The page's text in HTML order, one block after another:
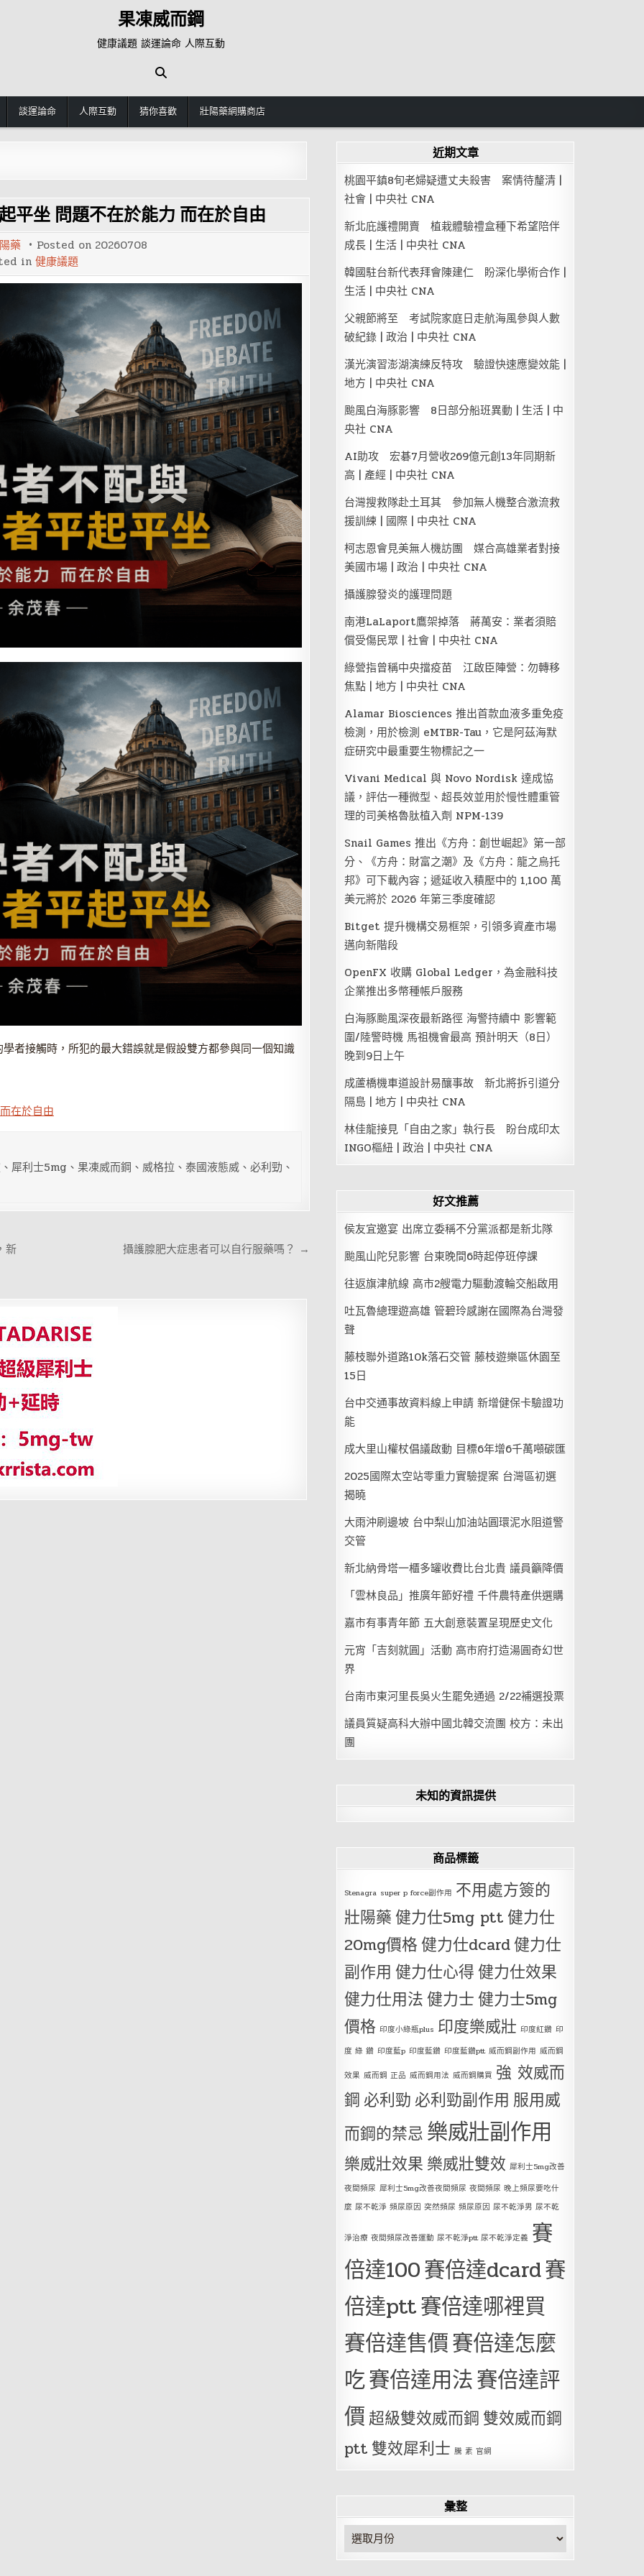
果凍威而鋼
健康議題 談運論命 人際互動
談運論命 人際互動 猜你喜歡 壯陽藥網購商店
平坐 問題不在於能力 而在於自由
藥 Posted on 20260708
in 健康議題
者接觸時，所犯的最大錯誤就是假設雙方都參與同一個知識
在於自由
犀利士5mg、果凍威而鋼、威格拉、泰國液態威、必利勁、
攝護腺肥大症患者可以自行服藥嗎？ →
新
近期文章
桃園平鎮8旬老婦疑遭丈夫殺害 案情待釐清 |
社會 | 中央社 CNA
新北庇護禮開賣 植栽體驗禮盒種下希望陪伴
成長 | 生活 | 中央社 CNA
韓國駐台新代表拜會陳建仁 盼深化學術合作 |
生活 | 中央社 CNA
父親節將至 考試院家庭日走航海風參與人數
破紀錄 | 政治 | 中央社 CNA
漢光演習澎湖演練反特攻 驗證快速應變效能 |
地方 | 中央社 CNA
颱風白海豚影響 8日部分船班異動 | 生活 | 中
央社 CNA
AI助攻 宏碁7月營收269億元創13年同期新
高 | 產經 | 中央社 CNA
台灣搜救隊赴土耳其 參加無人機整合激流救
援訓練 | 國際 | 中央社 CNA
柯志恩會見美無人機訪團 媒合高雄業者對接
美國市場 | 政治 | 中央社 CNA
攝護腺發炎的護理問題
南港LaLaport鷹架掉落 蔣萬安：業者須賠
償受傷民眾 | 社會 | 中央社 CNA
綠營指曾稱中央擋疫苗 江啟臣陣營：勿轉移
焦點 | 地方 | 中央社 CNA
Alamar Biosciences 推出首款血液多重免疫
檢測，用於檢測 eMTBR-Tau，它是阿茲海默
症研究中最重要生物標記之一
Vivani Medical 與 Novo Nordisk 達成協
議，評估一種微型、超長效並用於慢性體重管
理的司美格魯肽植入劑 NPM-139
Snail Games 推出《方舟：創世崛起》第一部
分、《方舟：財富之潮》及《方舟：龍之烏托
邦》可下載內容；遞延收入積壓中的 1,100 萬
美元將於 2026 年第三季度確認
Bitget 提升機構交易框架，引領多資產市場
邁向新階段
OpenFX 收購 Global Ledger，為金融科技
企業推出多幣種帳戶服務
白海豚颱風深夜最新路徑 海警持續中 影響範
圍/陸警時機 馬祖機會最高 預計明天（8日）
晚到9日上午
成蘆橋機車道設計易釀事故 新北將拆引道分
隔島 | 地方 | 中央社 CNA
林佳龍接見「自由之家」執行長 盼台成印太
INGO樞紐 | 政治 | 中央社 CNA
好文推薦
侯友宜邀宴 出席立委稱不分黨派都是新北隊
颱風山陀兒影響 台東晚間6時起停班停課
往返旗津航線 高市2艘電力驅動渡輪交船啟用
吐瓦魯總理遊高雄 管碧玲感謝在國際為台灣發
聲
藤枝聯外道路10k落石交管 藤枝遊樂區休園至
15日
台中交通事故資料線上申請 新增健保卡驗證功
能
成大里山權杖倡議啟動 目標6年增6千萬噸碳匯
2025國際太空站零重力實驗提案 台灣區初選
揭曉
大雨沖刷邊坡 台中梨山加油站圓環泥水阻道警
交管
新北納骨塔一櫃多罐收費比台北貴 議員籲降價
「雲林良品」推廣年節好禮 千件農特產供選購
嘉市有事青年節 五大創意裝置呈現歷史文化
元宵「吉刻就圓」活動 高市府打造湯圓奇幻世
界
台南市東河里長吳火生罷免通過 2/22補選投票
議員質疑高科大辦中國北韓交流團 校方：未出
團
未知的資訊提供
商品標籤
Stenagra super p force副作用 不用處方簽的
壯陽藥健力仕5mg ptt健力仕
20mg價格健力仕dcard健力仕
副作用 健力仕心得健力仕效果
健力仕用法健力士健力士5mg
價格 印度小綠瓶plus 印度樂威壯 印度紅鑽 印
度 綠 鑽 印度藍p 印度藍鑽 印度藍鑽ptt 威而鋼副作用 威而鋼
效果 威而鋼 正品 威而鋼用法 威而鋼購買 強 效威而
鋼 必利勁 必利勁副作用 服用威
而鋼的禁忌 樂威壯副作用
樂威壯效果 樂威壯雙效 犀利士5mg改善
夜間頻尿 犀利士5mg改善夜間頻尿 夜間頻尿 晚上頻尿要吃什
麼 尿不乾淨 頻尿原因 突然頻尿 頻尿原因 尿不乾淨男 尿不乾
淨治療 夜間頻尿改善運動 尿不乾淨ptt 尿不乾淨定義 賽
倍達100賽倍達dcard賽
倍達ptt賽倍達哪裡買
賽倍達售價賽倍達怎麼
吃賽倍達用法賽倍達評
價超級雙效威而鋼 雙效威而鋼
ptt 雙效犀利士 騰 素 官網
彙整
彙
整